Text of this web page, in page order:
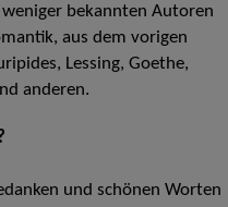
bekannten Autoren
aus dem vorigen
Lessing, Goethe,
anderen.
und schönen Worten